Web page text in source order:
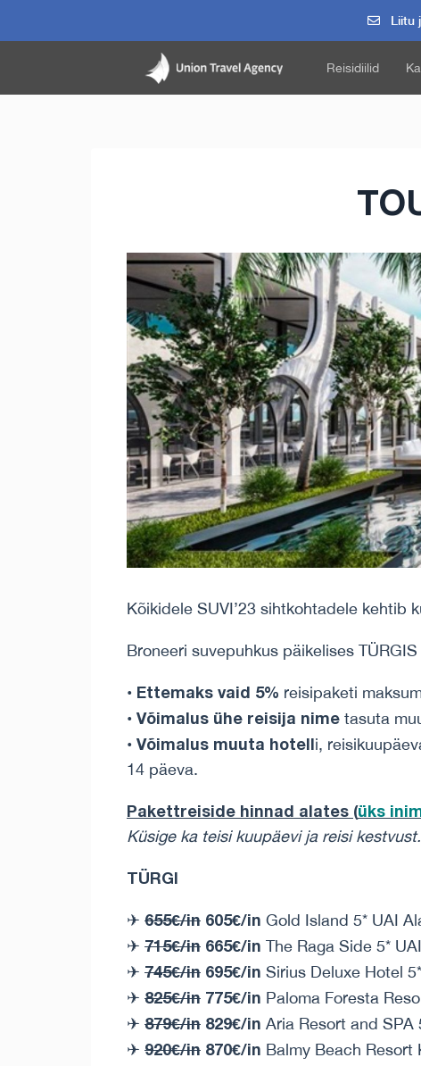
Liitu
Reisidiilid
Kõikidele SUVI’23 sihtkohtadele kehtib
Broneeri suvepuhkus päikelises
• Ettemaks vaid 5% reisipaketi
• Võimalus ühe reisija nime tasuta
• Võimalus muuta hotelli,
14 päeva.
Pakettreiside hinnad alates (üks
Küsige ka teisi kuupäevi ja reisi
TÜRGI
✈ 655€/in 605€/in Gold Island 5* UAI
✈ 715€/in 665€/in The Raga Side 5*
✈ 745€/in 695€/in Sirius Deluxe Hotel
✈ 825€/in 775€/in Paloma Foresta
✈ 879€/in 829€/in Aria Resort and SPA
✈ 920€/in 870€/in Balmy Beach Resort